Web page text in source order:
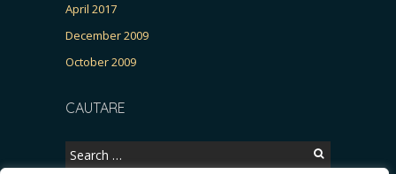
April 2017
December 2009
October 2009
CAUTARE
Search
for: